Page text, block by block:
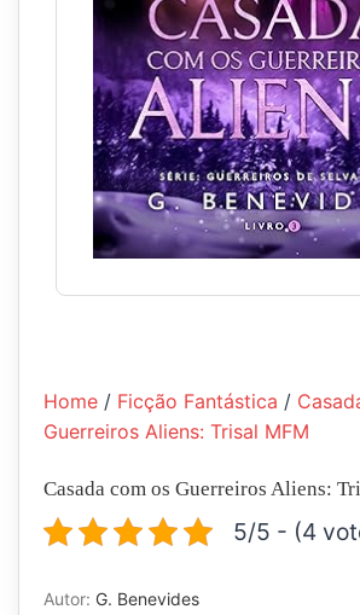
Home / Ficção Fantástica /
Guerreiros Aliens: Trisal MFM
Casada com os Guerreiros Aliens:
5/5 - (4
Autor: G. Benevides